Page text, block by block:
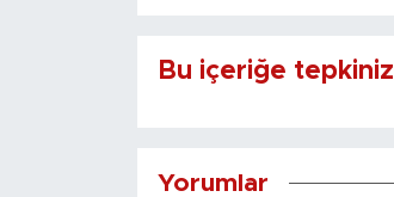
Bu içeriğe tepkiniz
Yorumlar